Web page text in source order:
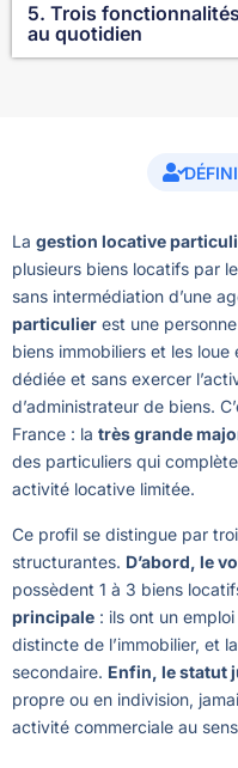
5. Trois fonctionnalités
au quotidien
La gestion locative
plusieurs biens locatifs par
sans intermédiation d’une
particulier est une
biens immobiliers et les
dédiée et sans exercer
d’administrateur de biens.
France : la très grande
des particuliers qui
activité locative limitée.
Ce profil se distingue par
structurantes. D’abord, le
possèdent 1 à 3 biens
principale : ils ont un
distincte de l’immobilier, et
secondaire. Enfin, le statut
propre ou en indivision,
activité commerciale au